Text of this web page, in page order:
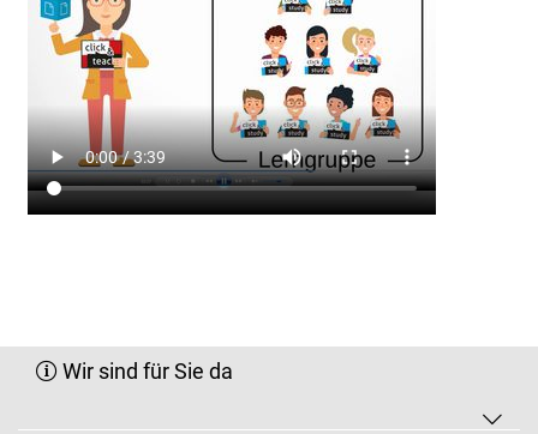
Wir sind für Sie da